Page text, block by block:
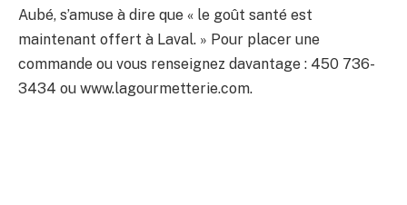
Aubé, s’amuse à dire que « le goût santé est
maintenant offert à Laval. » Pour placer une
commande ou vous renseignez davantage : 450 736-
3434 ou www.lagourmetterie.com.